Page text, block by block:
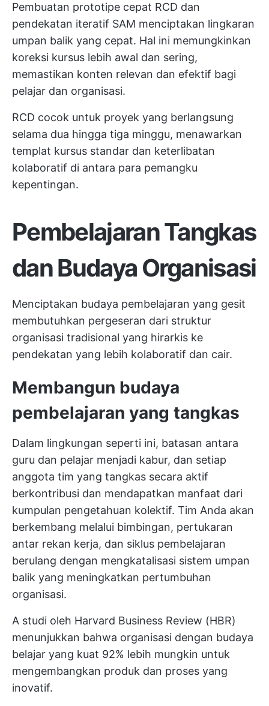
Pembuatan prototipe cepat RCD dan
pendekatan iteratif SAM menciptakan lingkaran
umpan balik yang cepat. Hal ini memungkinkan
koreksi kursus lebih awal dan sering,
memastikan konten relevan dan efektif bagi
pelajar dan organisasi.
RCD cocok untuk proyek yang berlangsung
selama dua hingga tiga minggu, menawarkan
templat kursus standar dan keterlibatan
kolaboratif di antara para pemangku
kepentingan.
Pembelajaran Tangkas
dan Budaya Organisasi
Menciptakan budaya pembelajaran yang gesit
membutuhkan pergeseran dari struktur
organisasi tradisional yang hirarkis ke
pendekatan yang lebih kolaboratif dan cair.
Membangun budaya
pembelajaran yang tangkas
Dalam lingkungan seperti ini, batasan antara
guru dan pelajar menjadi kabur, dan setiap
anggota tim yang tangkas secara aktif
berkontribusi dan mendapatkan manfaat dari
kumpulan pengetahuan kolektif. Tim Anda akan
berkembang melalui bimbingan, pertukaran
antar rekan kerja, dan siklus pembelajaran
berulang dengan mengkatalisasi sistem umpan
balik yang meningkatkan pertumbuhan
organisasi.
A studi oleh Harvard Business Review (HBR)
menunjukkan bahwa organisasi dengan budaya
belajar yang kuat 92% lebih mungkin untuk
mengembangkan produk dan proses yang
inovatif.